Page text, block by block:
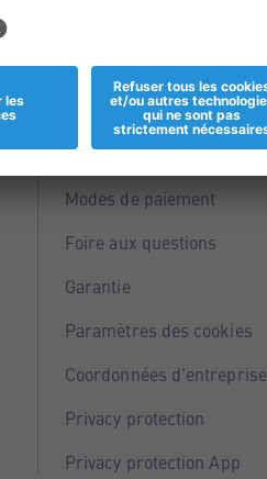
Informations
Magasins
Modes de paiement
Foire aux questions
Garantie
Paramètres des cookies
Coordonnées d'entreprise
Privacy protection
Privacy protection App